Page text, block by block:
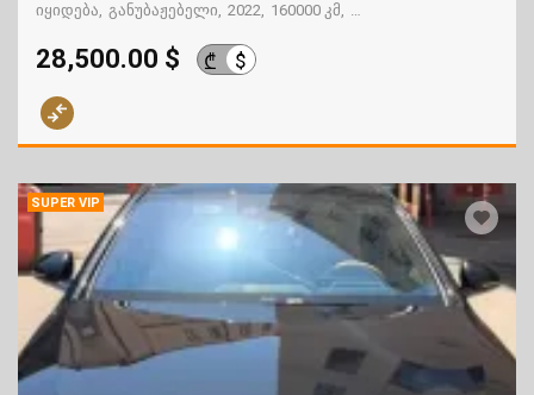
იყიდება განუბაჟებელი 2022 160000 კმ გზაში.
28,500.00 $ ₾ $
SUPER VIP